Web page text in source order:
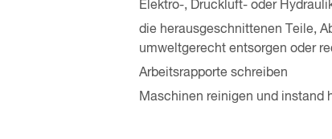
Elektro-, Druckluft- oder
die herausgeschnittenen Teile,
umweltgerecht entsorgen oder
Arbeitsrapporte schreiben
Maschinen reinigen und instand